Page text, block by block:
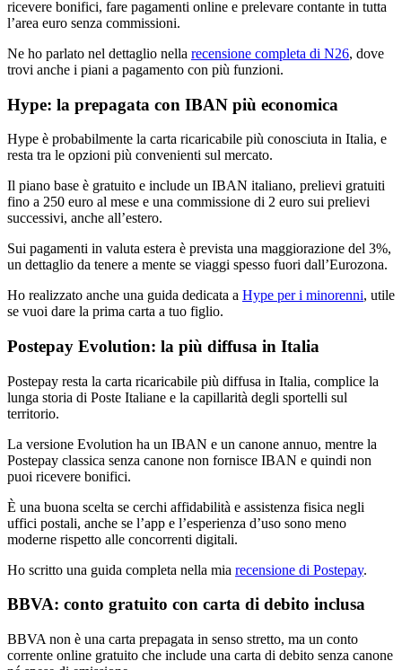
ricevere bonifici, fare pagamenti online e prelevare contante in tutta
l’area euro senza commissioni.
Ne ho parlato nel dettaglio nella recensione completa di N26, dove
trovi anche i piani a pagamento con più funzioni.
Hype: la prepagata con IBAN più economica
Hype è probabilmente la carta ricaricabile più conosciuta in Italia, e
resta tra le opzioni più convenienti sul mercato.
Il piano base è gratuito e include un IBAN italiano, prelievi gratuiti
fino a 250 euro al mese e una commissione di 2 euro sui prelievi
successivi, anche all’estero.
Sui pagamenti in valuta estera è prevista una maggiorazione del 3%,
un dettaglio da tenere a mente se viaggi spesso fuori dall’Eurozona.
Ho realizzato anche una guida dedicata a Hype per i minorenni, utile
se vuoi dare la prima carta a tuo figlio.
Postepay Evolution: la più diffusa in Italia
Postepay resta la carta ricaricabile più diffusa in Italia, complice la
lunga storia di Poste Italiane e la capillarità degli sportelli sul
territorio.
La versione Evolution ha un IBAN e un canone annuo, mentre la
Postepay classica senza canone non fornisce IBAN e quindi non
puoi ricevere bonifici.
È una buona scelta se cerchi affidabilità e assistenza fisica negli
uffici postali, anche se l’app e l’esperienza d’uso sono meno
moderne rispetto alle concorrenti digitali.
Ho scritto una guida completa nella mia recensione di Postepay.
BBVA: conto gratuito con carta di debito inclusa
BBVA non è una carta prepagata in senso stretto, ma un conto
corrente online gratuito che include una carta di debito senza canone